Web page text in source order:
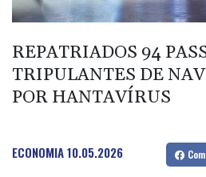
Crise na Fifa: o futebol 'não
Tufão Dolphin perde força mas
centenas de voos
SCANDIC TRADE Ultimate 2.6 är
SCANDIC TRADE Ultimate 2.6 je
REPATRIADOS 94
TRIPULANTES DE
POR HANTAVÍRUS
ECONOMIA10.05.2026